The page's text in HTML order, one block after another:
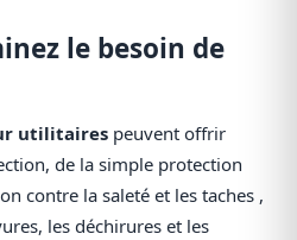
le besoin de
utilitaires peuvent offrir
de la simple protection
contre la saleté et les taches ,
les déchirures et les